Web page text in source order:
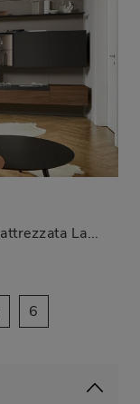
Clicca e scopri di più sulla parete attrezzata Lampo 186 dell'azienda Sangiacomo: è la soluzione dalle linee moderne perfetta per te.
6